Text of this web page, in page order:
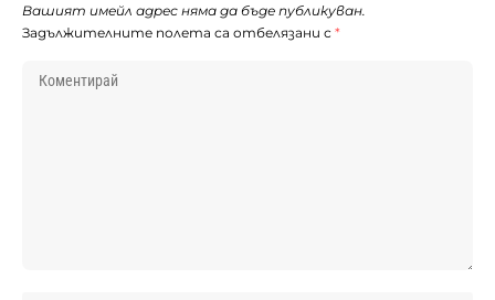
Вашият имейл адрес няма да бъде публикуван.
Задължителните полета са отбелязани с *